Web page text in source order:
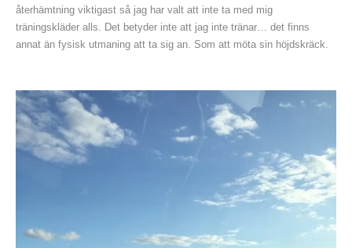
återhämtning viktigast så jag har valt att inte ta med mig
träningskläder alls. Det betyder inte att jag inte tränar… det finns
annat än fysisk utmaning att ta sig an. Som att möta sin höjdskräck.